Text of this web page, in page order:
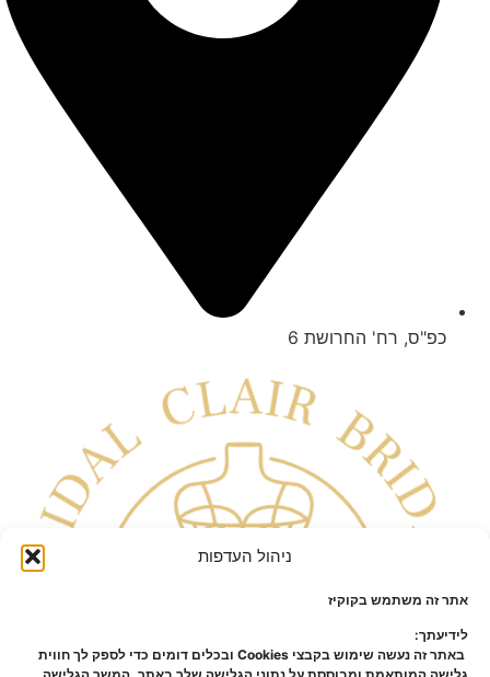
ניהול העדפות
אתר זה משתמש בקוקיז
לידיעתך:
באתר זה נעשה שימוש בקבצי Cookies ובכלים דומים כדי לספק לך חווית
כפ"ס, רח' החרושת 6